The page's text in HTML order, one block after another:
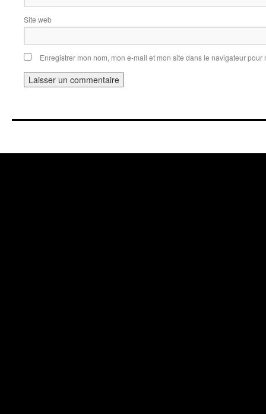
Site web
Enregistrer mon nom, mon e-mail et mon site dans le navigateur